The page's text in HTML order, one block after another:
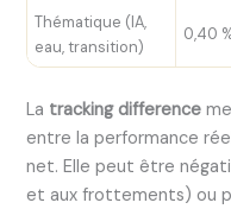
Thématique (IA,
eau, transition)
0,40
La tracking difference
entre la performance
net. Elle peut être
et aux frottements) ou